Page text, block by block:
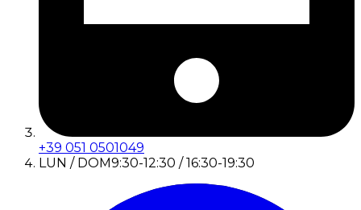
+39 051 0501049
LUN / DOM9:30-12:30 / 16:30-19:30